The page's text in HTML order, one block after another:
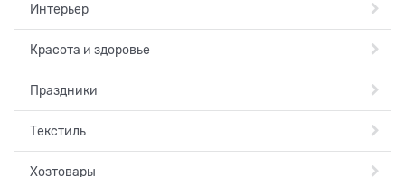
Интерьер
Красота и здоровье
Праздники
Текстиль
Хозтовары